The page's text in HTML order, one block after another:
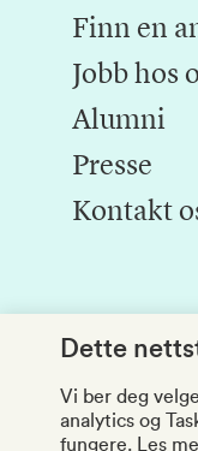
Finn en
Jobb hos
Alumni
Presse
Kontakt
Dette
Vi ber deg
analytics og
fungere.
Les